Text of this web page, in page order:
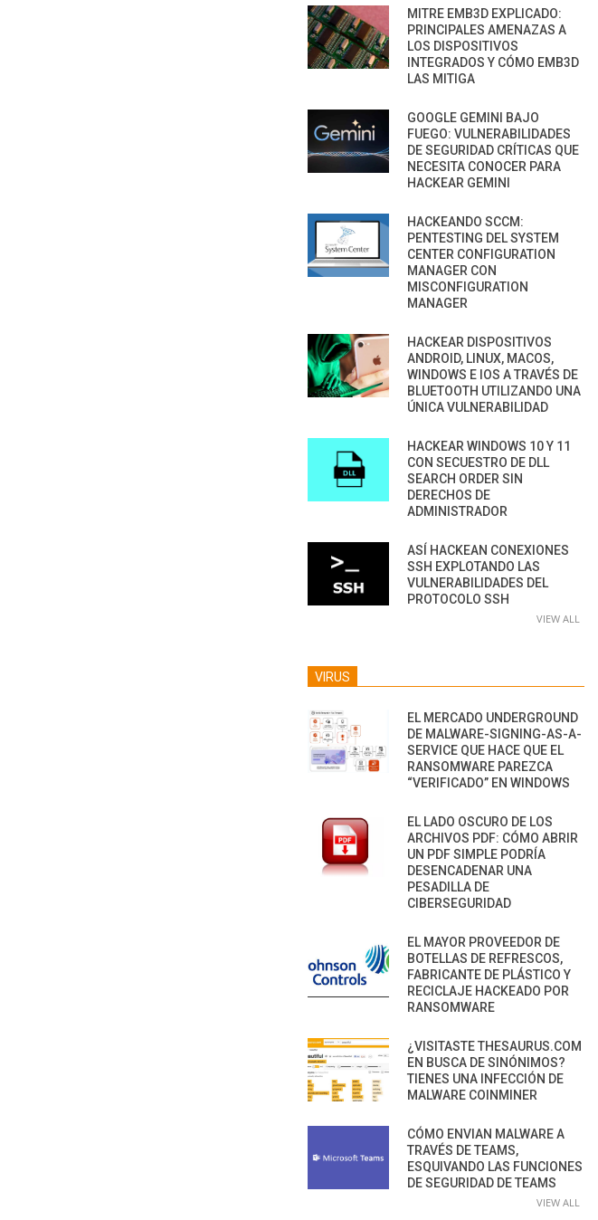
MITRE EMB3D EXPLICADO:
PRINCIPALES AMENAZAS A
LOS DISPOSITIVOS
INTEGRADOS Y CÓMO EMB3D
LAS MITIGA
GOOGLE GEMINI BAJO
FUEGO: VULNERABILIDADES
DE SEGURIDAD CRÍTICAS QUE
NECESITA CONOCER PARA
HACKEAR GEMINI
HACKEANDO SCCM:
PENTESTING DEL SYSTEM
CENTER CONFIGURATION
MANAGER CON
MISCONFIGURATION
MANAGER
HACKEAR DISPOSITIVOS
ANDROID, LINUX, MACOS,
WINDOWS E IOS A TRAVÉS DE
BLUETOOTH UTILIZANDO UNA
ÚNICA VULNERABILIDAD
HACKEAR WINDOWS 10 Y 11
CON SECUESTRO DE DLL
SEARCH ORDER SIN
DERECHOS DE
ADMINISTRADOR
ASÍ HACKEAN CONEXIONES
SSH EXPLOTANDO LAS
VULNERABILIDADES DEL
PROTOCOLO SSH
VIEW ALL
VIRUS
EL MERCADO UNDERGROUND
DE MALWARE-SIGNING-AS-A-
SERVICE QUE HACE QUE EL
RANSOMWARE PAREZCA
“VERIFICADO” EN WINDOWS
EL LADO OSCURO DE LOS
ARCHIVOS PDF: CÓMO ABRIR
UN PDF SIMPLE PODRÍA
DESENCADENAR UNA
PESADILLA DE
CIBERSEGURIDAD
EL MAYOR PROVEEDOR DE
BOTELLAS DE REFRESCOS,
FABRICANTE DE PLÁSTICO Y
RECICLAJE HACKEADO POR
RANSOMWARE
¿VISITASTE THESAURUS.COM
EN BUSCA DE SINÓNIMOS?
TIENES UNA INFECCIÓN DE
MALWARE COINMINER
CÓMO ENVIAN MALWARE A
TRAVÉS DE TEAMS,
ESQUIVANDO LAS FUNCIONES
DE SEGURIDAD DE TEAMS
VIEW ALL